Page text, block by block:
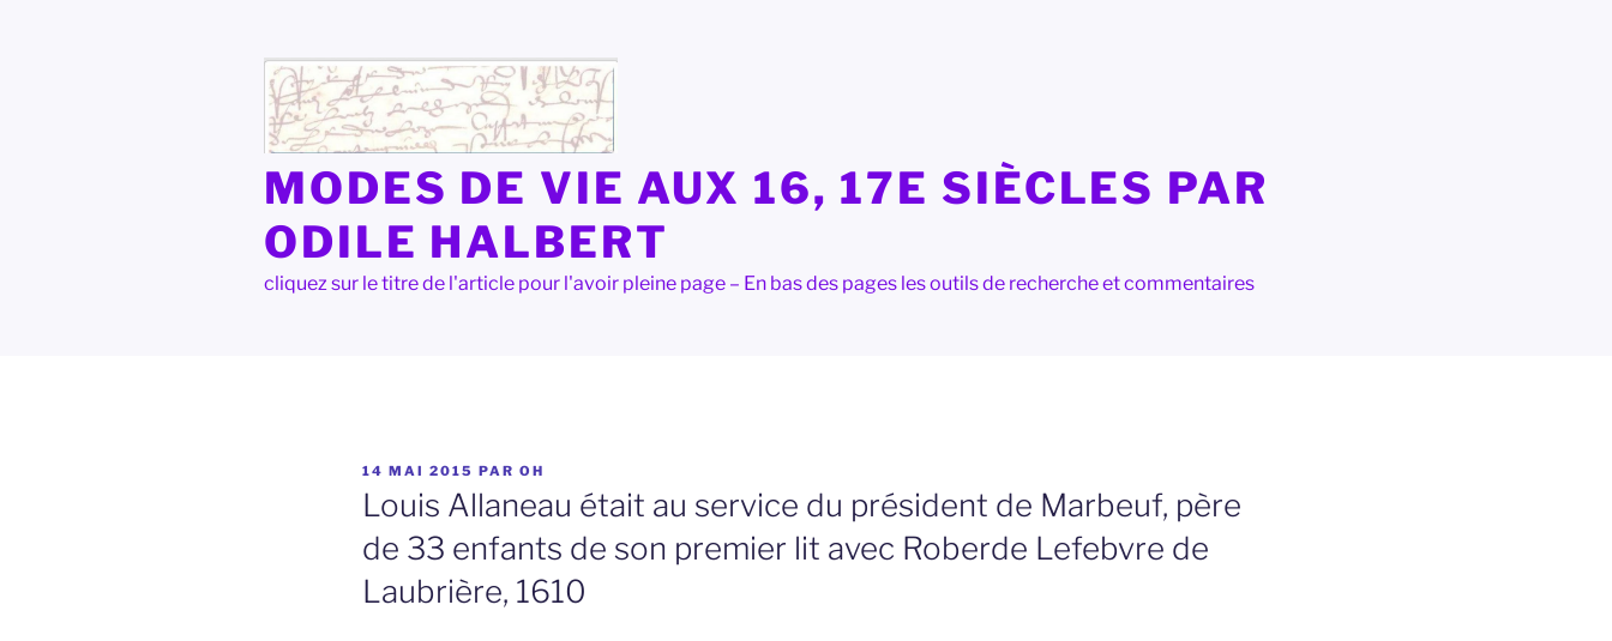
MODES DE VIE AUX 16, 17E SIÈCLES PAR
ODILE HALBERT
cliquez sur le titre de l'article pour l'avoir pleine page – En bas des pages les outils de recherche et commentaires
PUBLIÉ
LE
14 MAI 2015 PAR OH
Louis Allaneau était au service du président de Marbeuf, père
de 33 enfants de son premier lit avec Roberde Lefebvre de
Laubrière, 1610